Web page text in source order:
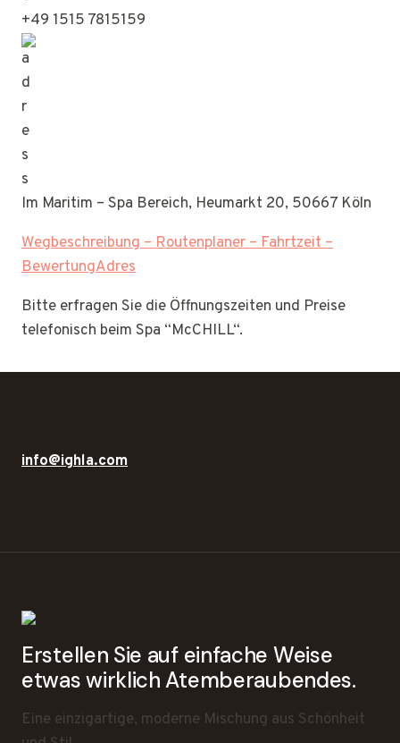
+49 1515 7815159
Im Maritim – Spa Bereich, Heumarkt 20, 50667 Köln
Wegbeschreibung – Routenplaner – Fahrtzeit –
BewertungAdres
Bitte erfragen Sie die Öffnungszeiten und Preise
telefonisch beim Spa “McCHILL“.
info@ighla.com
Erstellen Sie auf einfache Weise
etwas wirklich Atemberaubendes.
Eine einzigartige, moderne Mischung aus Schönheit